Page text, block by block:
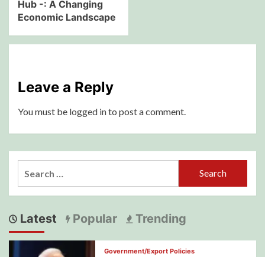
Hub -: A Changing
Economic Landscape
Leave a Reply
You must be logged into post a comment.
Latest Popular Trending
Government/Export Policies